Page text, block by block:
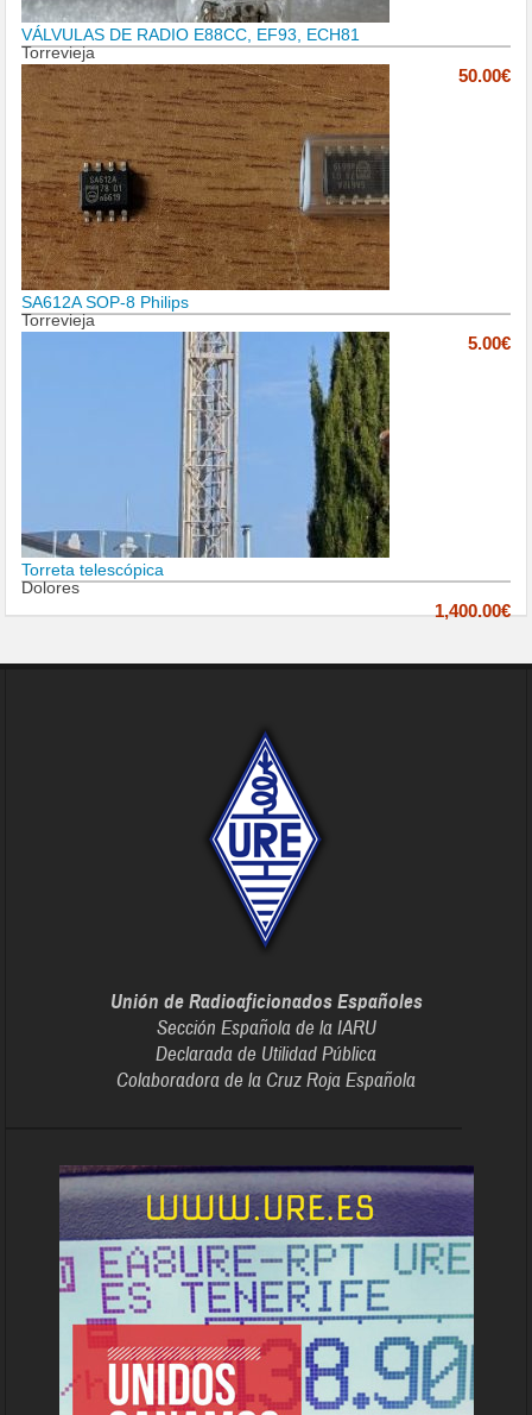
VÁLVULAS DE RADIO E88CC, EF93, ECH81
Torrevieja
50.00€
SA612A SOP-8 Philips
Torrevieja
5.00€
Torreta telescópica
Dolores
1,400.00€
Unión de Radioaficionados Españoles
Sección Española de la IARU
Declarada de Utilidad Pública
Colaboradora de la Cruz Roja Española